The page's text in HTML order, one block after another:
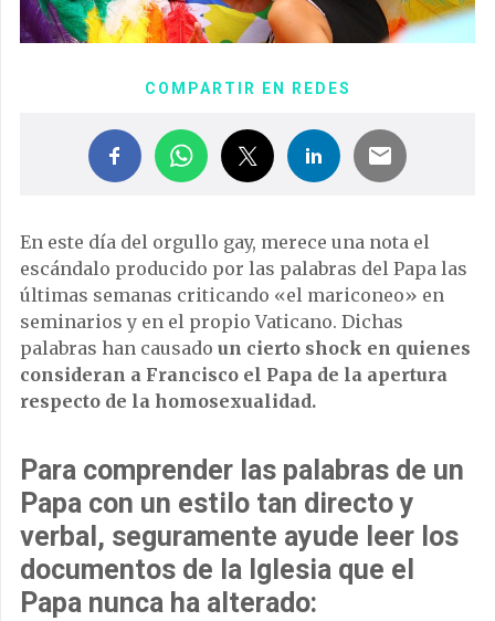
COMPARTIR EN REDES
En este día del orgullo gay, merece una nota el
escándalo producido por las palabras del Papa las
últimas semanas criticando «el mariconeo» en
seminarios y en el propio Vaticano. Dichas
palabras han causado un cierto shock en quienes
consideran a Francisco el Papa de la apertura
respecto de la homosexualidad.
Para comprender las palabras de un
Papa con un estilo tan directo y
verbal, seguramente ayude leer los
documentos de la Iglesia que el
Papa nunca ha alterado: